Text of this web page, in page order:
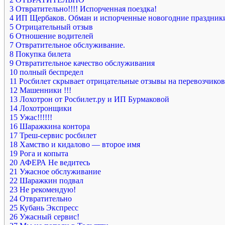
3 Отвратительно!!!! Испорченная поездка!
4 ИП Щербаков. Обман и испорченные новогодние
5 Отрицательный отзыв
6 Отношение водителей
7 Отвратительное обслуживание.
8 Покупка билета
9 Отвратительное качество обслуживания
10 полный беспредел
11 Росбилет скрывает отрицательные отзывы на
12 Машенники !!!
13 Лохотрон от Росбилет.ру и ИП Бурмаковой
14 Лохотронщики
15 Ужас!!!!!!
16 Шаражкина контора
17 Треш-сервис росбилет
18 Хамство и кидалово — второе имя
19 Рога и копыта
20 АФЕРА Не ведитесь
21 Ужасное обслуживание
22 Шаражкин подвал
23 Не рекомендую!
24 Отвратительно
25 Кубань Экспресс
26 Ужасный сервис!